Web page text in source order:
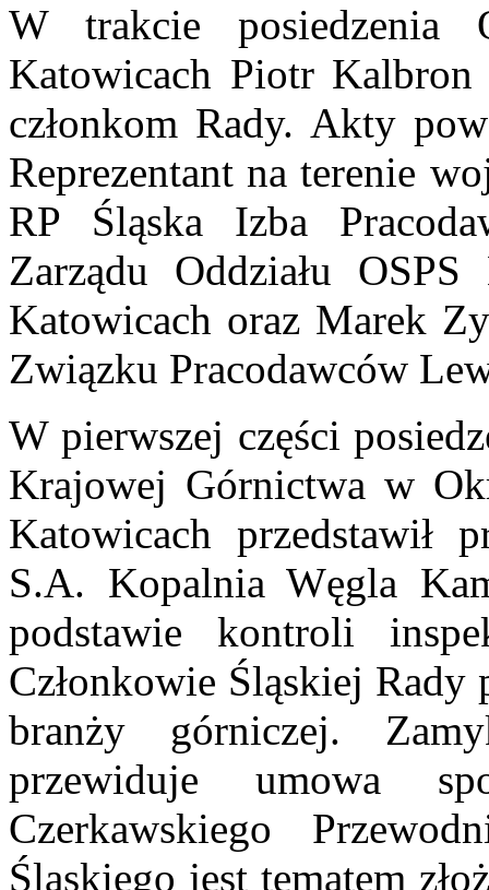
W trakcie posiedzenia
Katowicach Piotr Kalbron
członkom Rady. Akty
Reprezentant na terenie
RP Śląska Izba
Zarządu Oddziału
Katowicach oraz Marek
Związku Pracodawców
W pierwszej części
Krajowej Górnictwa w
Katowicach przedstawił
S.A. Kopalnia Węgla
podstawie kontroli
Członkowie Śląskiej
branży górniczej.
przewiduje umowa
Czerkawskiego
Śląskiego jest tematem